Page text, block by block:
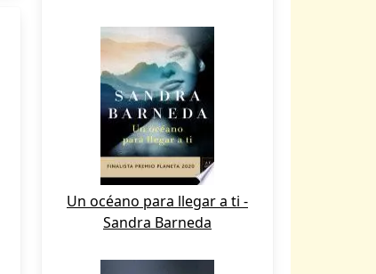
Un océano para llegar a ti -
Sandra Barneda